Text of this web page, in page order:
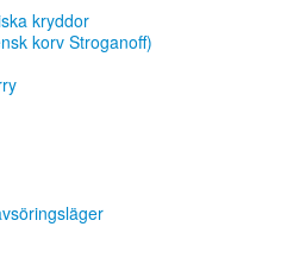
kryddor
korv Stroganoff)